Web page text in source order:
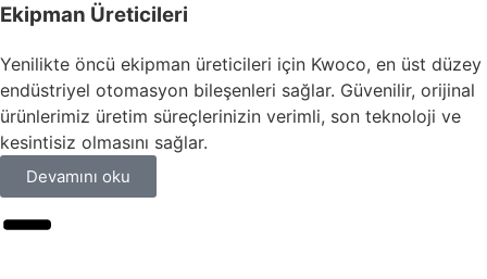
Ekipman Üreticileri
Yenilikte öncü ekipman üreticileri için Kwoco, en üst düzey
endüstriyel otomasyon bileşenleri sağlar. Güvenilir, orijinal
ürünlerimiz üretim süreçlerinizin verimli, son teknoloji ve
kesintisiz olmasını sağlar.
Devamını oku